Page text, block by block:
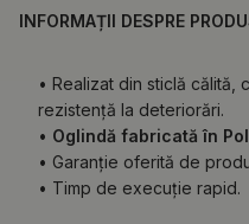
INFORMAȚII DESPRE
• Realizat din sticlă călită,
rezistență la deteriorări.
• Oglindă fabricată în
• Garanție oferită de
• Timp de execuție rapid.